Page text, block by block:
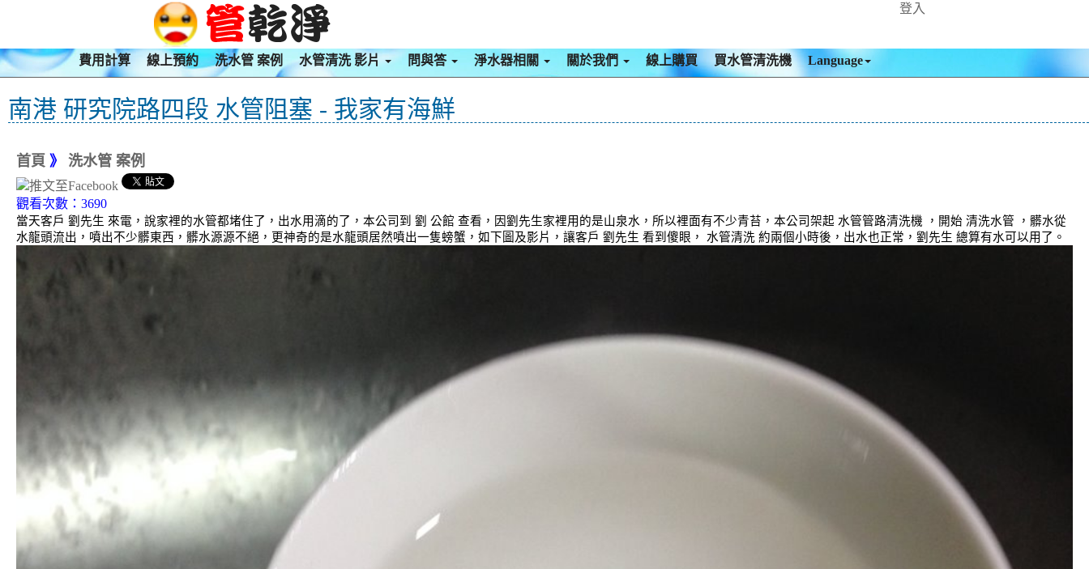
登入
費用計算 線上預約 洗水管 案例 水管清洗 影片 問與答 淨水器相關 關於我們 線上購買 買水管清洗機 Language
南港 研究院路四段 水管阻塞 - 我家有海鮮
首頁 》 洗水管 案例
觀看次數：3690
當天客戶 劉先生 來電，說家裡的水管都堵住了，出水用滴的了，本公司到 劉 公館 查看，因劉先生家裡用的是山泉水，所以裡面有不少青苔，本公司架起 水管管路清洗機 ，開始 清洗水管 ，髒水從
水龍頭流出，噴出不少髒東西，髒水源源不絕，更神奇的是水龍頭居然噴出一隻螃蟹，如下圖及影片，讓客戶 劉先生 看到傻眼， 水管清洗 約兩個小時後，出水也正常，劉先生 總算有水可以用了。